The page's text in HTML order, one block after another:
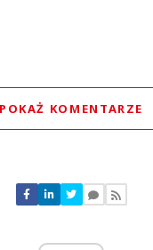
POKAŻ KOMENTARZE
Nie znaleziono komentarzy
swoje